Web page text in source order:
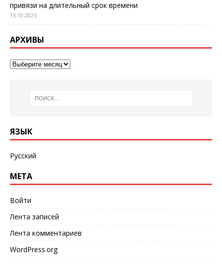
привязи на длительный срок времени
15.10.2025
АРХИВЫ
ЯЗЫК
Русский
МЕТА
Войти
Лента записей
Лента комментариев
WordPress.org